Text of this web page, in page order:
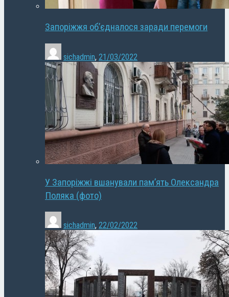
Запоріжжя об’єдналося заради перемоги
sichadmin, 21/03/2022
У Запоріжжі вшанували пам’ять Олександра
Поляка (фото)
sichadmin, 22/02/2022